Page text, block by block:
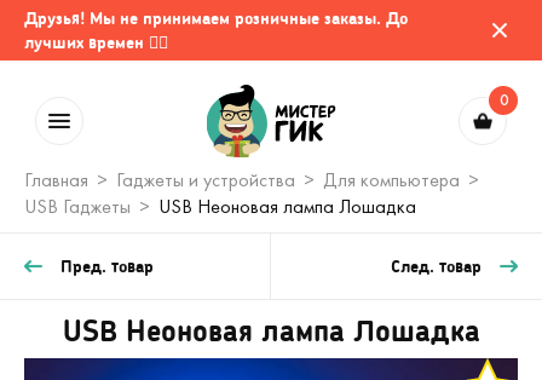
Друзья! Мы не принимаем розничные заказы. До
лучших времен 🤷‍♂️
0
Главная Гаджеты и устройства
Для компьютера
USB Гаджеты
USB Неоновая лампа Лошадка
Пред. товар След. товар
USB Неоновая лампа Лошадка